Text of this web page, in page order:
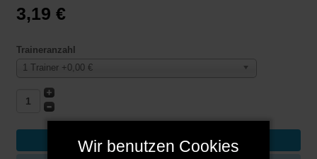
3,19 €
Traineranzahl
1 Trainer +0,00 €
Wir benutzen Cookies